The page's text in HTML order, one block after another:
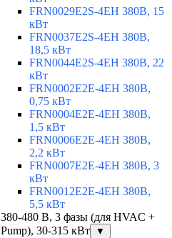
FRN0029E2S-4EH 380В, 15
кВт
FRN0037E2S-4EH 380В,
18,5 кВт
FRN0044E2S-4EH 380В, 22
кВт
FRN0002E2E-4EH 380В,
0,75 кВт
FRN0004E2E-4EH 380В,
1,5 кВт
FRN0006E2E-4EH 380В,
2,2 кВт
FRN0007E2E-4EH 380В, 3
кВт
FRN0012E2E-4EH 380В,
5,5 кВт
380-480 В, 3 фазы (для HVAC +
Pump), 30-315 кВт
▼